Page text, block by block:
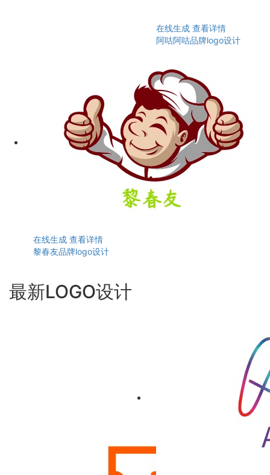
在线生成 查看详情
阿咕阿咕品牌logo设计
在线生成 查看详情
黎春友品牌logo设计
最新LOGO设计